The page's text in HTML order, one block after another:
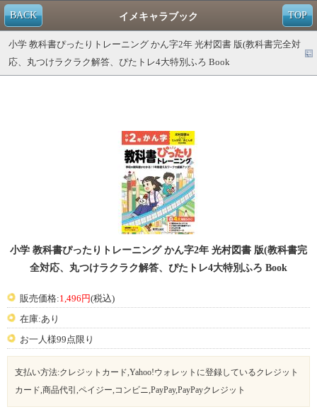
TOP
BACK イメキャラブック
小学 教科書ぴったりトレーニング かん字2年 光村図書 版(教科書完全対
応、丸つけラクラク解答、ぴたトレ4大特別ふろ Book
小学 教科書ぴったりトレーニング かん字2年 光村図書 版(教科書完
全対応、丸つけラクラク解答、ぴたトレ4大特別ふろ Book
販売価格:1,496円(税込)
在庫:あり
お一人様99点限り
支払い方法:クレジットカード,Yahoo!ウォレットに登録しているクレジット
カード,商品代引,ペイジー,コンビニ,PayPay,PayPayクレジット